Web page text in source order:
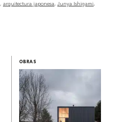
arquitectura japonesa Junya Ishigami
OBRAS